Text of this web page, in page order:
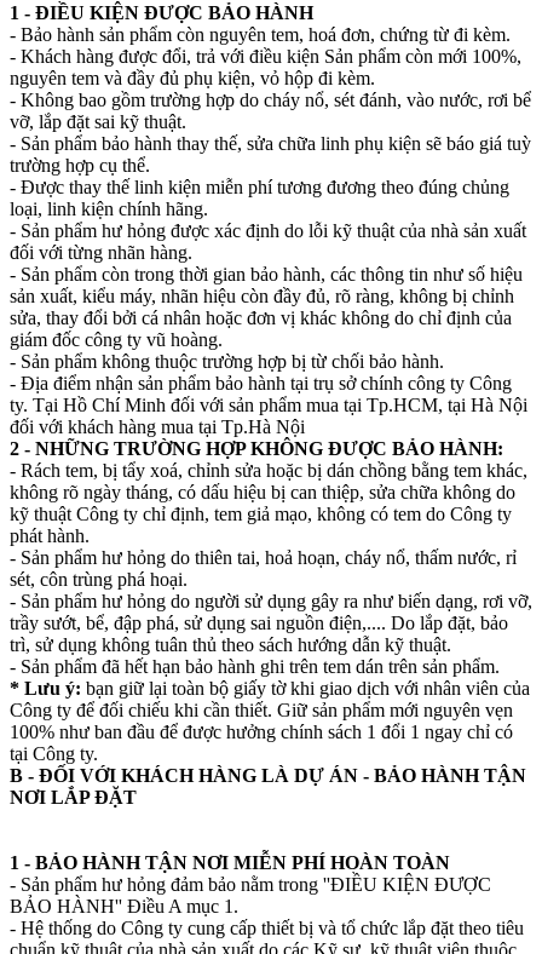
1 - ĐIỀU KIỆN ĐƯỢC BẢO HÀNH
- Bảo hành sản phẩm còn nguyên tem, hoá đơn, chứng từ đi kèm.
- Khách hàng được đổi, trả với điều kiện Sản phẩm còn mới 100%,
nguyên tem và đầy đủ phụ kiện, vỏ hộp đi kèm.
- Không bao gồm trường hợp do cháy nổ, sét đánh, vào nước, rơi bể
vỡ, lắp đặt sai kỹ thuật.
- Sản phẩm bảo hành thay thế, sửa chữa linh phụ kiện sẽ báo giá tuỳ
trường hợp cụ thể.
- Được thay thế linh kiện miễn phí tương đương theo đúng chủng
loại, linh kiện chính hãng.
- Sản phẩm hư hỏng được xác định do lỗi kỹ thuật của nhà sản xuất
đối với từng nhãn hàng.
- Sản phẩm còn trong thời gian bảo hành, các thông tin như số hiệu
sản xuất, kiểu máy, nhãn hiệu còn đầy đủ, rõ ràng, không bị chỉnh
sửa, thay đổi bởi cá nhân hoặc đơn vị khác không do chỉ định của
giám đốc công ty vũ hoàng.
- Sản phẩm không thuộc trường hợp bị từ chối bảo hành.
- Địa điểm nhận sản phẩm bảo hành tại trụ sở chính công ty Công
ty. Tại Hồ Chí Minh đối với sản phẩm mua tại Tp.HCM, tại Hà Nội
đối với khách hàng mua tại Tp.Hà Nội
2 - NHỮNG TRƯỜNG HỢP KHÔNG ĐƯỢC BẢO HÀNH:
- Rách tem, bị tẩy xoá, chỉnh sửa hoặc bị dán chồng bằng tem khác,
không rõ ngày tháng, có dấu hiệu bị can thiệp, sửa chữa không do
kỹ thuật Công ty chỉ định, tem giả mạo, không có tem do Công ty
phát hành.
- Sản phẩm hư hỏng do thiên tai, hoả hoạn, cháy nổ, thấm nước, rỉ
sét, côn trùng phá hoại.
- Sản phẩm hư hỏng do người sử dụng gây ra như biến dạng, rơi vỡ,
trầy sướt, bể, đập phá, sử dụng sai nguồn điện,.... Do lắp đặt, bảo
trì, sử dụng không tuân thủ theo sách hướng dẫn kỹ thuật.
- Sản phẩm đã hết hạn bảo hành ghi trên tem dán trên sản phẩm.
* Lưu ý: bạn giữ lại toàn bộ giấy tờ khi giao dịch với nhân viên của
Công ty để đối chiếu khi cần thiết. Giữ sản phẩm mới nguyên vẹn
100% như ban đầu để được hưởng chính sách 1 đổi 1 ngay chỉ có
tại Công ty.
B - ĐỐI VỚI KHÁCH HÀNG LÀ DỰ ÁN - BẢO HÀNH TẬN
NƠI LẮP ĐẶT
1 - BẢO HÀNH TẬN NƠI MIỄN PHÍ HOÀN TOÀN
- Sản phẩm hư hỏng đảm bảo nằm trong ''ĐIỀU KIỆN ĐƯỢC
BẢO HÀNH'' Điều A mục 1.
- Hệ thống do Công ty cung cấp thiết bị và tổ chức lắp đặt theo tiêu
chuẩn kỹ thuật của nhà sản xuất do các Kỹ sư, kỹ thuật viên thuộc